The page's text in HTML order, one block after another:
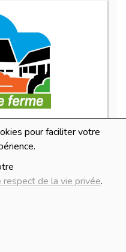
pour faciliter votre
de la vie privée.
4.4€/pc